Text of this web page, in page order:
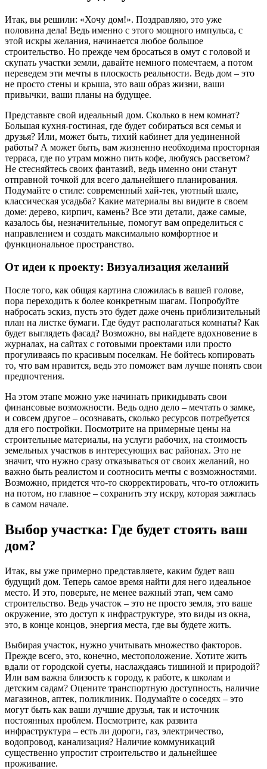
Итак, вы решили: «Хочу дом!». Поздравляю, это уже
половина дела! Ведь именно с этого мощного импульса, с
этой искры желания, начинается любое большое
строительство. Но прежде чем бросаться в омут с головой и
скупать участки земли, давайте немного помечтаем, а потом
переведем эти мечты в плоскость реальности. Ведь дом – это
не просто стены и крыша, это ваш образ жизни, ваши
привычки, ваши планы на будущее.
Представьте свой идеальный дом. Сколько в нем комнат?
Большая кухня-гостиная, где будет собираться вся семья и
друзья? Или, может быть, тихий кабинет для уединенной
работы? А может быть, вам жизненно необходима просторная
терраса, где по утрам можно пить кофе, любуясь рассветом?
Не стесняйтесь своих фантазий, ведь именно они станут
отправной точкой для всего дальнейшего планирования.
Подумайте о стиле: современный хай-тек, уютный шале,
классическая усадьба? Какие материалы вы видите в своем
доме: дерево, кирпич, камень? Все эти детали, даже самые,
казалось бы, незначительные, помогут вам определиться с
направлением и создать максимально комфортное и
функциональное пространство.
От идеи к проекту: Визуализация желаний
После того, как общая картина сложилась в вашей голове,
пора переходить к более конкретным шагам. Попробуйте
набросать эскиз, пусть это будет даже очень приблизительный
план на листке бумаги. Где будут располагаться комнаты? Как
будет выглядеть фасад? Возможно, вы найдете вдохновение в
журналах, на сайтах с готовыми проектами или просто
прогуливаясь по красивым поселкам. Не бойтесь копировать
то, что вам нравится, ведь это поможет вам лучше понять свои
предпочтения.
На этом этапе можно уже начинать прикидывать свои
финансовые возможности. Ведь одно дело – мечтать о замке,
и совсем другое – осознавать, сколько ресурсов потребуется
для его постройки. Посмотрите на примерные цены на
строительные материалы, на услуги рабочих, на стоимость
земельных участков в интересующих вас районах. Это не
значит, что нужно сразу отказываться от своих желаний, но
важно быть реалистом и соотносить мечты с возможностями.
Возможно, придется что-то скорректировать, что-то отложить
на потом, но главное – сохранить эту искру, которая зажглась
в самом начале.
Выбор участка: Где будет стоять ваш
дом?
Итак, вы уже примерно представляете, каким будет ваш
будущий дом. Теперь самое время найти для него идеальное
место. И это, поверьте, не менее важный этап, чем само
строительство. Ведь участок – это не просто земля, это ваше
окружение, это доступ к инфраструктуре, это виды из окна,
это, в конце концов, энергия места, где вы будете жить.
Выбирая участок, нужно учитывать множество факторов.
Прежде всего, это, конечно, местоположение. Хотите жить
вдали от городской суеты, наслаждаясь тишиной и природой?
Или вам важна близость к городу, к работе, к школам и
детским садам? Оцените транспортную доступность, наличие
магазинов, аптек, поликлиник. Подумайте о соседях – это
могут быть как ваши лучшие друзья, так и источник
постоянных проблем. Посмотрите, как развита
инфраструктура – есть ли дороги, газ, электричество,
водопровод, канализация? Наличие коммуникаций
существенно упростит строительство и дальнейшее
проживание.